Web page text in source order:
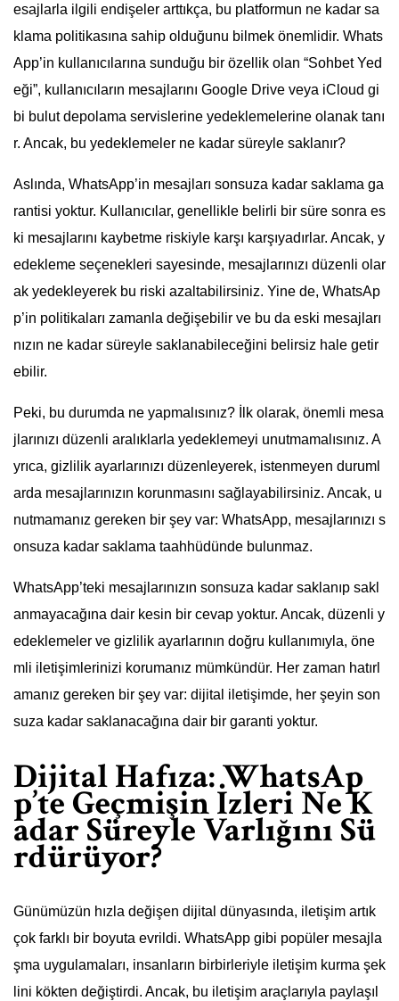
esajlarla ilgili endişeler arttıkça, bu platformun ne kadar sa
klama politikasına sahip olduğunu bilmek önemlidir. Whats
App’in kullanıcılarına sunduğu bir özellik olan “Sohbet Yed
eği”, kullanıcıların mesajlarını Google Drive veya iCloud gi
bi bulut depolama servislerine yedeklemelerine olanak tanı
r. Ancak, bu yedeklemeler ne kadar süreyle saklanır?
Aslında, WhatsApp’in mesajları sonsuza kadar saklama ga
rantisi yoktur. Kullanıcılar, genellikle belirli bir süre sonra es
ki mesajlarını kaybetme riskiyle karşı karşıyadırlar. Ancak, y
edekleme seçenekleri sayesinde, mesajlarınızı düzenli olar
ak yedekleyerek bu riski azaltabilirsiniz. Yine de, WhatsAp
p’in politikaları zamanla değişebilir ve bu da eski mesajları
nızın ne kadar süreyle saklanabileceğini belirsiz hale getir
ebilir.
Peki, bu durumda ne yapmalısınız? İlk olarak, önemli mesa
jlarınızı düzenli aralıklarla yedeklemeyi unutmamalısınız. A
yrıca, gizlilik ayarlarınızı düzenleyerek, istenmeyen duruml
arda mesajlarınızın korunmasını sağlayabilirsiniz. Ancak, u
nutmamanız gereken bir şey var: WhatsApp, mesajlarınızı s
onsuza kadar saklama taahhüdünde bulunmaz.
WhatsApp’teki mesajlarınızın sonsuza kadar saklanıp sakl
anmayacağına dair kesin bir cevap yoktur. Ancak, düzenli y
edeklemeler ve gizlilik ayarlarının doğru kullanımıyla, öne
mli iletişimlerinizi korumanız mümkündür. Her zaman hatırl
amanız gereken bir şey var: dijital iletişimde, her şeyin son
suza kadar saklanacağına dair bir garanti yoktur.
Dijital Hafıza: WhatsAp
p’te Geçmişin İzleri Ne K
adar Süreyle Varlığını Sü
rdürüyor?
Günümüzün hızla değişen dijital dünyasında, iletişim artık
çok farklı bir boyuta evrildi. WhatsApp gibi popüler mesajla
şma uygulamaları, insanların birbirleriyle iletişim kurma şek
lini kökten değiştirdi. Ancak, bu iletişim araçlarıyla paylaşıl